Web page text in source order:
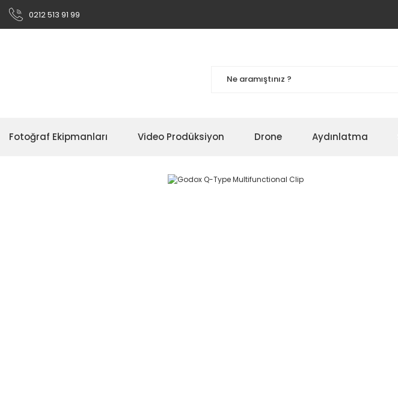
0212 513 91 99
Fotoğraf Ekipmanları Video Prodüksiyon Drone Aydınlatma